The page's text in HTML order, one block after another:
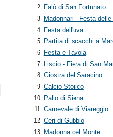
2 Falò di San Fortunato
3 Madonnari - Festa delle
4 Festa dell'uva
5 Partita di scacchi a
6 Festa e Tavola
7 Liscio - Fiera di San
8 Giostra del Saracino
9 Calcio Storico
10 Palio di Siena
11 Carnevale di Viareggio
12 Ceri di Gubbio
13 Madonna del Monte